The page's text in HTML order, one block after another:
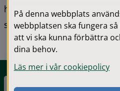
hållbarhetsfrågor inom
sätt.
På denna webbplats
webbplatsen ska fungera
att vi ska kunna förbättra
dina behov.
Läs mer i vår cookiepolicy